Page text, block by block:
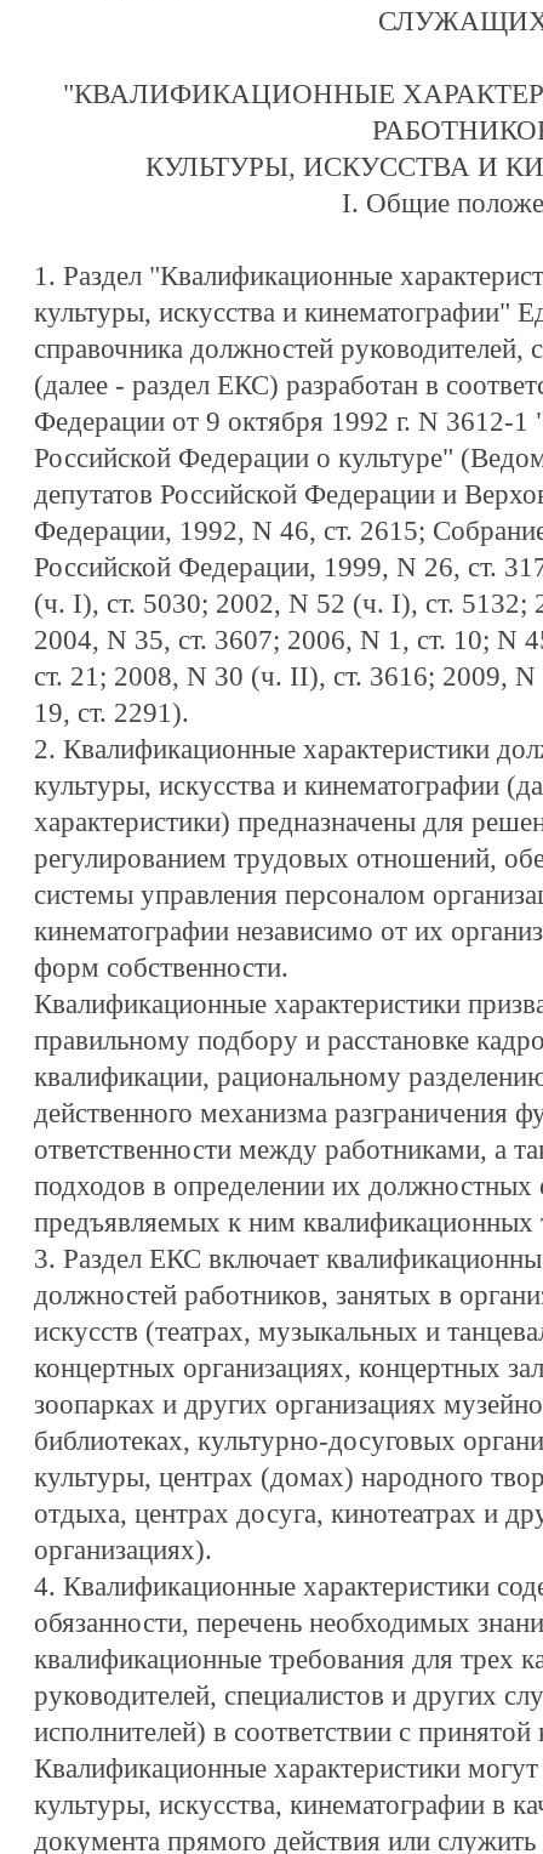
"КВАЛИФИКАЦИОННЫЕ
КУЛЬТУРЫ, ИСКУССТВА И
I. Общие
1. Раздел "Квалификационные
культуры, искусства и кинематографии"
справочника должностей руководителей,
(далее - раздел ЕКС) разработан в
Федерации от 9 октября 1992 г. N 3612-1
Российской Федерации о культуре"
депутатов Российской Федерации и
Федерации, 1992, N 46, ст. 2615; Собрание
Российской Федерации, 1999, N 26, ст.
(ч. I), ст. 5030; 2002, N 52 (ч. I), ст. 5132;
2004, N 35, ст. 3607; 2006, N 1, ст. 10; N
ст. 21; 2008, N 30 (ч. II), ст. 3616; 2009,
19, ст. 2291).
2. Квалификационные характеристики
культуры, искусства и кинематографии
характеристики) предназначены для
регулированием трудовых отношений,
системы управления персоналом
кинематографии независимо от их
форм собственности.
Квалификационные характеристики
правильному подбору и расстановке
квалификации, рациональному
действенного механизма разграничения
ответственности между работниками, а
подходов в определении их должностных
предъявляемых к ним квалификационных
3. Раздел ЕКС включает
должностей работников, занятых в
искусств (театрах, музыкальных и
концертных организациях, концертных
зоопарках и других организациях
библиотеках, культурно-досуговых
культуры, центрах (домах) народного
отдыха, центрах досуга, кинотеатрах и
организациях).
4. Квалификационные характеристики
обязанности, перечень необходимых
квалификационные требования для трех
руководителей, специалистов и других
исполнителей) в соответствии с принятой
Квалификационные характеристики
культуры, искусства, кинематографии в
документа прямого действия или